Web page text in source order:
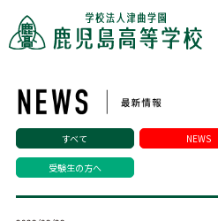
すべて NEWS
受験生の方へ